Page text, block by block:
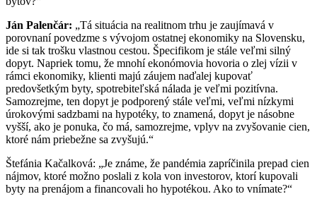
Ján Palenčár: „Tá situácia na realitnom trhu je zaujímavá v
porovnaní povedzme s vývojom ostatnej ekonomiky na Slovensku,
ide si tak trošku vlastnou cestou. Špecifikom je stále veľmi silný
dopyt. Napriek tomu, že mnohí ekonómovia hovoria o zlej vízii v
rámci ekonomiky, klienti majú záujem naďalej kupovať
predovšetkým byty, spotrebiteľská nálada je veľmi pozitívna.
Samozrejme, ten dopyt je podporený stále veľmi, veľmi nízkymi
úrokovými sadzbami na hypotéky, to znamená, dopyt je násobne
vyšší, ako je ponuka, čo má, samozrejme, vplyv na zvyšovanie cien,
ktoré nám priebežne sa zvyšujú.“
Štefánia Kačalková: „Je známe, že pandémia zapríčinila prepad cien
nájmov, ktoré možno poslali z kola von investorov, ktorí kupovali
byty na prenájom a financovali ho hypotékou. Ako to vnímate?“